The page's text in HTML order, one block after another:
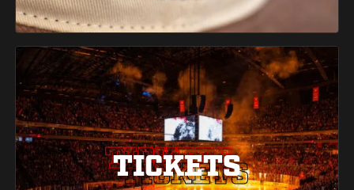
TICKETS
TICKETS
TICKETS